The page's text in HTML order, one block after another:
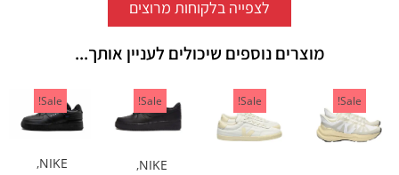
לצפייה בלקוחות מרוצים
מוצרים נוספים שיכולים לעניין אותך...
Sale!
Sale!
Sale!
NIKE
,
Sale!
NIKE
,